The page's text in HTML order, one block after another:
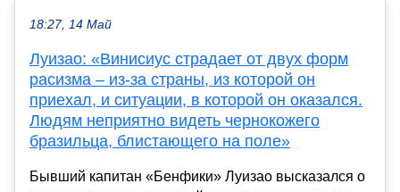
18:27, 14 Май
Луизао: «Винисиус страдает от двух форм
расизма – из-за страны, из которой он
приехал, и ситуации, в которой он оказался.
Людям неприятно видеть чернокожего
бразильца, блистающего на поле»
Бывший капитан «Бенфики» Луизао высказался о